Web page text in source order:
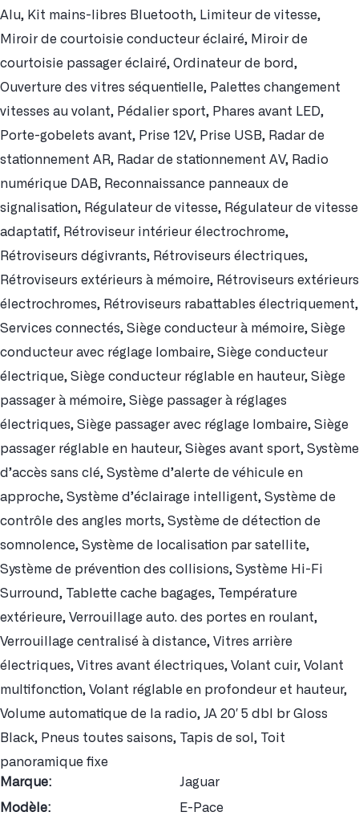
Alu, Kit mains-libres Bluetooth, Limiteur de vitesse,
Miroir de courtoisie conducteur éclairé, Miroir de
courtoisie passager éclairé, Ordinateur de bord,
Ouverture des vitres séquentielle, Palettes changement
vitesses au volant, Pédalier sport, Phares avant LED,
Porte-gobelets avant, Prise 12V, Prise USB, Radar de
stationnement AR, Radar de stationnement AV, Radio
numérique DAB, Reconnaissance panneaux de
signalisation, Régulateur de vitesse, Régulateur de vitesse
adaptatif, Rétroviseur intérieur électrochrome,
Rétroviseurs dégivrants, Rétroviseurs électriques,
Rétroviseurs extérieurs à mémoire, Rétroviseurs extérieurs
électrochromes, Rétroviseurs rabattables électriquement,
Services connectés, Siège conducteur à mémoire, Siège
conducteur avec réglage lombaire, Siège conducteur
électrique, Siège conducteur réglable en hauteur, Siège
passager à mémoire, Siège passager à réglages
électriques, Siège passager avec réglage lombaire, Siège
passager réglable en hauteur, Sièges avant sport, Système
d’accès sans clé, Système d’alerte de véhicule en
approche, Système d’éclairage intelligent, Système de
contrôle des angles morts, Système de détection de
somnolence, Système de localisation par satellite,
Système de prévention des collisions, Système Hi-Fi
Surround, Tablette cache bagages, Température
extérieure, Verrouillage auto. des portes en roulant,
Verrouillage centralisé à distance, Vitres arrière
électriques, Vitres avant électriques, Volant cuir, Volant
multifonction, Volant réglable en profondeur et hauteur,
Volume automatique de la radio, JA 20′ 5 dbl br Gloss
Black, Pneus toutes saisons, Tapis de sol, Toit
panoramique fixe
Marque:
Jaguar
Modèle:
E-Pace